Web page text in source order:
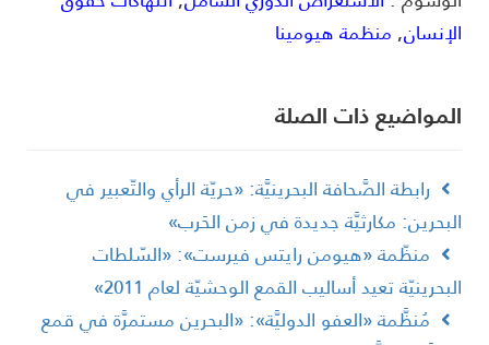
,منظمة هيومينا
ذات الصلة
رابطة الصَّحافة البحرينيَّة: «حريّة الرأي والتّعبير في
مكارثيَّة جديدة في زمن الحَرب»
منظّمة «هيومن رايتس فيرست»: «السّلطات
تعيد أساليب القمع الوحشيّة لعام 2011»
مُنظَّمة «العفو الدوليَّة»: «البحرين مستمرَّة في قمع